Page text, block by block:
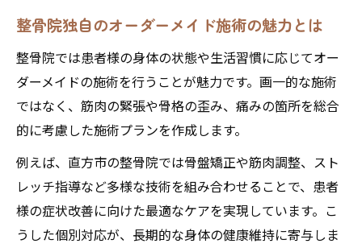
整骨院独自のオーダーメイド施術の魅力とは
整骨院では患者様の身体の状態や生活習慣に応じてオー
ダーメイドの施術を行うことが魅力です。画一的な施術
ではなく、筋肉の緊張や骨格の歪み、痛みの箇所を総合
的に考慮した施術プランを作成します。
例えば、直方市の整骨院では骨盤矯正や筋肉調整、スト
レッチ指導など多様な技術を組み合わせることで、患者
様の症状改善に向けた最適なケアを実現しています。こ
うした個別対応が、長期的な身体の健康維持に寄与しま